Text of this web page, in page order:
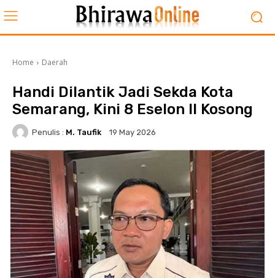
Home Daerah
Handi Dilantik Jadi Sekda Kota
Semarang, Kini 8 Eselon II Kosong
Penulis : M. Taufik 19 May 2026